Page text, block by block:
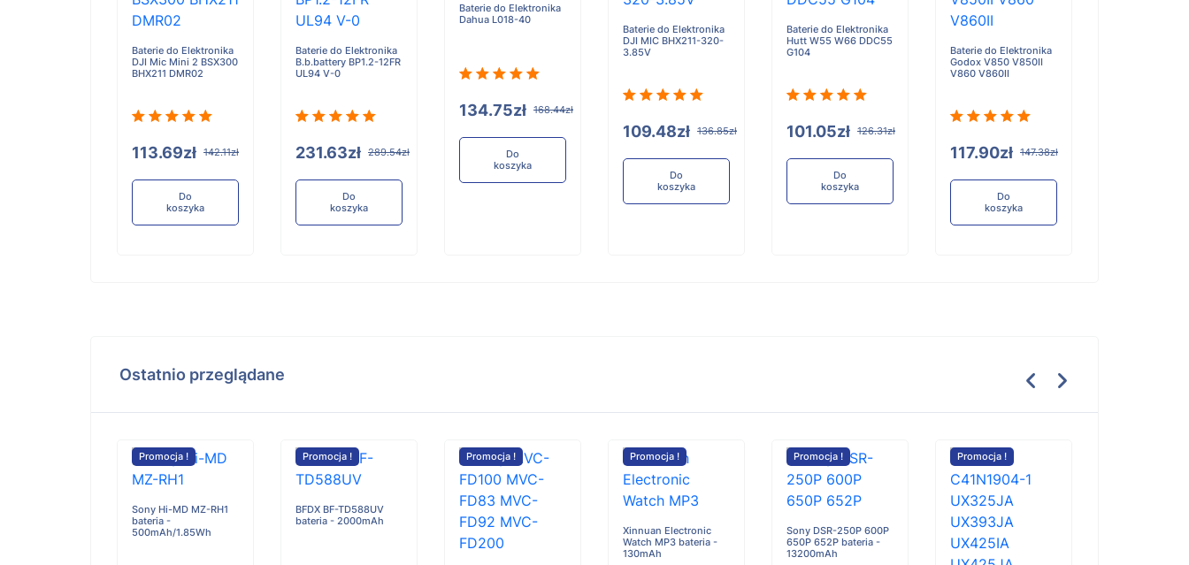
Baterie do Elektronika
DJI Mic Mini 2 BSX300
BHX211 DMR02
113.69zł 142.11zł
Do
koszyka
Baterie do Elektronika
B.b.battery BP1.2-12FR
UL94 V-0
231.63zł 289.54zł
Do
koszyka
Baterie do Elektronika
Dahua L018-40
134.75zł 168.44zł
Do
koszyka
Baterie do Elektronika
DJI MIC BHX211-320-
3.85V
109.48zł 136.85zł
Do
koszyka
Baterie do Elektronika
Hutt W55 W66 DDC55
G104
101.05zł 126.31zł
Do
koszyka
Baterie do Elektronika
Godox V850 V850II
V860 V860II
117.90zł 147.38zł
Do
koszyka
Ostatnio przeglądane
Promocja !
Sony Hi-MD MZ-RH1
bateria -
500mAh/1.85Wh
Promocja !
BFDX BF-TD588UV
bateria - 2000mAh
Promocja ! Promocja !
Xinnuan Electronic
Watch MP3 bateria -
130mAh
Promocja !
Sony DSR-250P 600P
650P 652P bateria -
13200mAh
Promocja !